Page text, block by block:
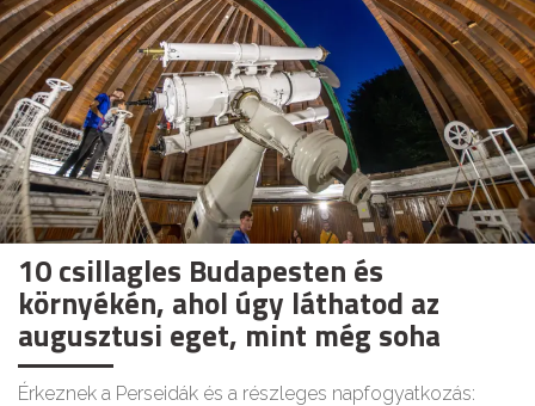
10 csillagles Budapesten és
környékén, ahol úgy láthatod az
augusztusi eget, mint még soha
Érkeznek a Perseidák és a részleges napfogyatkozás: